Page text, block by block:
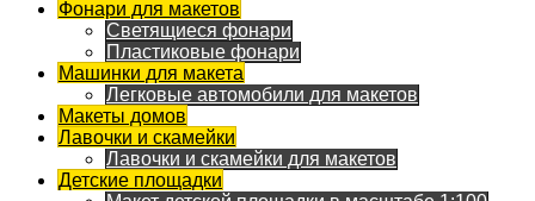
Фонари для макетов
Светящиеся фонари
Пластиковые фонари
Машинки для макета
Легковые автомобили для макетов
Макеты домов
Лавочки и скамейки
Лавочки и скамейки для макетов
Детские площадки